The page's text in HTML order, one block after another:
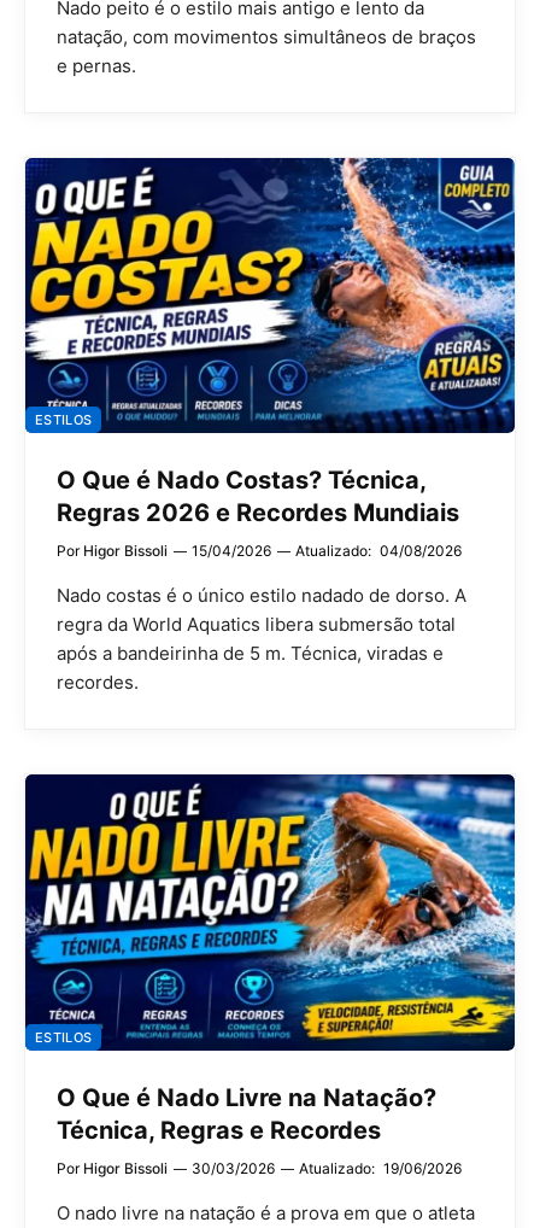
Nado peito é o estilo mais antigo e lento da
natação, com movimentos simultâneos de braços
e pernas.
ESTILOS
O Que é Nado Costas? Técnica,
Regras 2026 e Recordes Mundiais
Por Higor Bissoli 15/04/2026 Atualizado: 04/08/2026
Nado costas é o único estilo nadado de dorso. A
regra da World Aquatics libera submersão total
após a bandeirinha de 5 m. Técnica, viradas e
recordes.
ESTILOS
O Que é Nado Livre na Natação?
Técnica, Regras e Recordes
Por Higor Bissoli 30/03/2026 Atualizado: 19/06/2026
O nado livre na natação é a prova em que o atleta